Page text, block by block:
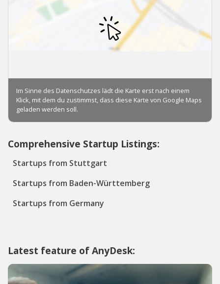
Comprehensive Startup Listings:
Startups from Stuttgart
Startups from Baden-Württemberg
Startups from Germany
Latest feature of AnyDesk: